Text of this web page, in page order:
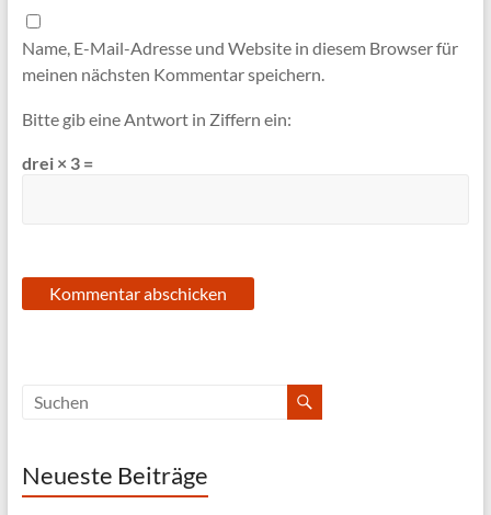
Name, E-Mail-Adresse und Website in diesem Browser für
meinen nächsten Kommentar speichern.
Bitte gib eine Antwort in Ziffern ein:
drei × 3 =
Neueste Beiträge